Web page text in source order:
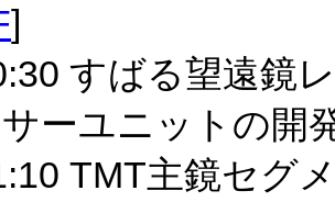
]
すばる望遠鏡
ーユニットの
TMT主鏡セグ